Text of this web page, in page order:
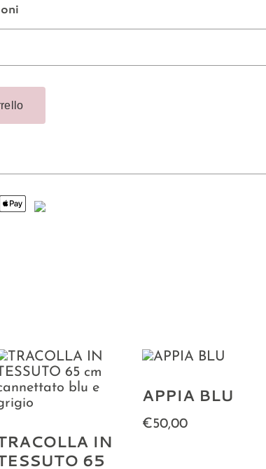
IN
65
APPIA BLU
€50,00